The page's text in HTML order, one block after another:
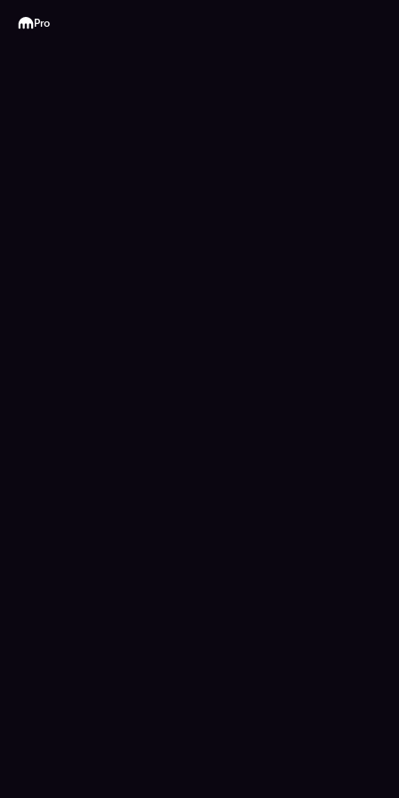
Kraken
Pro